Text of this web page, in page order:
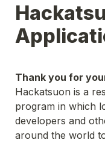
Thank you for
Hackatsuon is a
program in which
developers and
around the world